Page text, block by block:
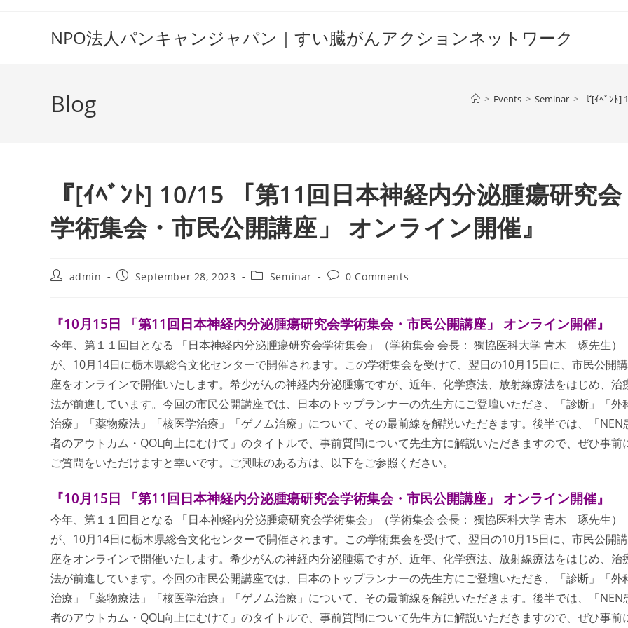
NPO法人パンキャンジャパン｜すい臓がんアクションネットワーク
Blog > Events > Seminar > 『[ｲﾍﾞﾝﾄ
『[ｲﾍﾞﾝﾄ] 10/15 「第11回日本神経内分泌腫瘍研究会
学術集会・市民公開講座」 オンライン開催』
Postadmin
PostSeptember 28, 2023
PostSeminar
Post0 Comments
『10月15日 「第11回日本神経内分泌腫瘍研究会学術集会・市民公開講座」 オンライン開催』
今年、第１１回目となる 「日本神経内分泌腫瘍研究会学術集会」（学術集会 会長： 獨協医科大学 青木 琢先生）
が、10月14日に栃木県総合文化センターで開催されます。この学術集会を受けて、翌日の10月15日に、市民公開講
座をオンラインで開催いたします。希少がんの神経内分泌腫瘍ですが、近年、化学療法、放射線療法をはじめ、治
法が前進しています。今回の市民公開講座では、日本のトップランナーの先生方にご登壇いただき、「診断」「外
治療」「薬物療法」「核医学治療」「ゲノム治療」について、その最前線を解説いただきます。後半では、「NEN
者のアウトカム・QOL向上にむけて」のタイトルで、事前質問について先生方に解説いただきますので、ぜひ事前
ご質問をいただけますと幸いです。ご興味のある方は、以下をご参照ください。
『10月15日 「第11回日本神経内分泌腫瘍研究会学術集会・市民公開講座」 オンライン開催』
今年、第１１回目となる 「日本神経内分泌腫瘍研究会学術集会」（学術集会 会長： 獨協医科大学 青木 琢先生）
が、10月14日に栃木県総合文化センターで開催されます。この学術集会を受けて、翌日の10月15日に、市民公開講
座をオンラインで開催いたします。希少がんの神経内分泌腫瘍ですが、近年、化学療法、放射線療法をはじめ、治
法が前進しています。今回の市民公開講座では、日本のトップランナーの先生方にご登壇いただき、「診断」「外
治療」「薬物療法」「核医学治療」「ゲノム治療」について、その最前線を解説いただきます。後半では、「NEN
者のアウトカム・QOL向上にむけて」のタイトルで、事前質問について先生方に解説いただきますので、ぜひ事前